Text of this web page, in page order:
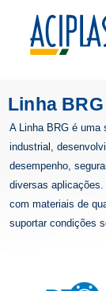
Linha BRG
A Linha BRG é uma
industrial,
desempenho,
diversas
com materiais de
suportar condições